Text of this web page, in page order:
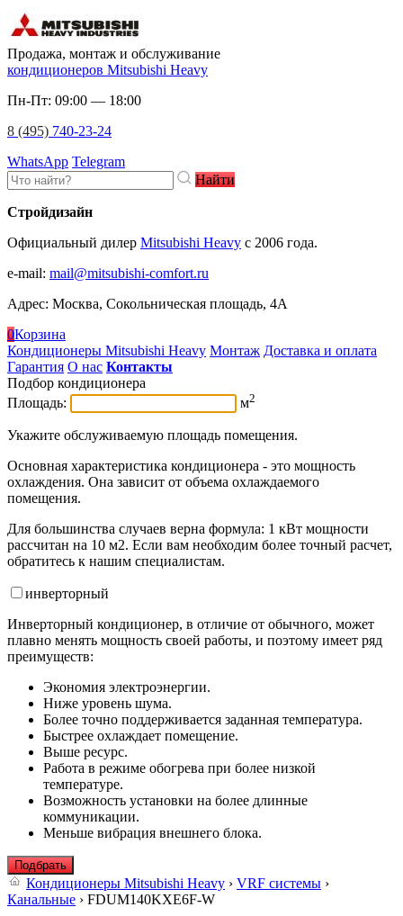
Продажа, монтаж и обслуживание
кондиционеров Mitsubishi Heavy
Пн-Пт: 09:00 — 18:00
8 (495) 740-23-24
WhatsApp Telegram
Найти
Стройдизайн
Официальный дилер Mitsubishi Heavy c 2006 года.
e-mail: mail@mitsubishi-comfort.ru
Адрес: Москва, Сокольническая площадь, 4А
0Корзина
Кондиционеры Mitsubishi Heavy Монтаж Доставка и оплата
Гарантия О нас Контакты
Подбор кондиционера
Площадь:
м2
Укажите обслуживаемую площадь помещения.
Основная характеристика кондиционера - это мощность
охлаждения. Она зависит от объема охлаждаемого
помещения.
Для большинства случаев верна формула: 1 кВт мощности
рассчитан на 10 м2. Если вам необходим более точный расчет,
обратитесь к нашим специалистам.
инверторный
Инверторный кондиционер, в отличие от обычного, может
плавно менять мощность своей работы, и поэтому имеет ряд
преимуществ:
Экономия электроэнергии.
Ниже уровень шума.
Более точно поддерживается заданная температура.
Быстрее охлаждает помещение.
Выше ресурс.
Работа в режиме обогрева при более низкой
температуре.
Возможность установки на более длинные
коммуникации.
Меньше вибрация внешнего блока.
Подбрать
Кондиционеры Mitsubishi Heavy › VRF системы ›
Канальные › FDUM140KXE6F-W